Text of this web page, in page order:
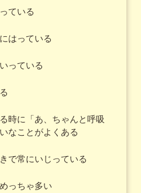
ている
はっている
っている
時に「あ、ちゃんと呼吸
なことがよくある
で常にいじっている
っちゃ多い